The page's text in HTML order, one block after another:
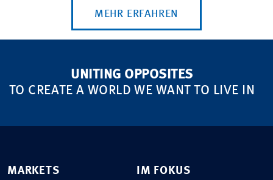
MEHR ERFAHREN
UNITING OPPOSITES
TO CREATE A WORLD WE WANT TO LIVE IN
MARKETS IM FOKUS